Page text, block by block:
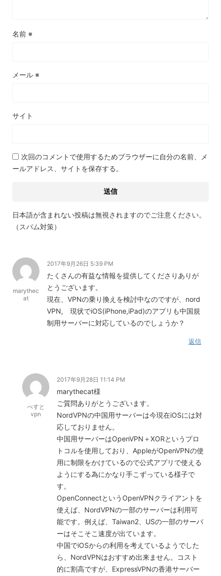
名前 ※
メール ※
サイト
次回のコメントで使用するためブラウザーに自分の名前、メ
ールアドレス、サイトを保存する。
日本語が含まれない投稿は無視されますのでご注意ください。
（スパム対策）
marythec
at
2017年9月26日 5:39 PM
たくさんの有益な情報を提供してくださりありが
とうございます。
現在、VPNの乗り換えを検討中なのですが、nord
VPN, 現状でiOS(iPhone,iPad)のアプリも中国規
制用サーバーに対応しているのでしょうか？
返信
べすと
vpn
2017年9月28日 11:14 PM
marythecat様
ご質問ありがとうございます。
NordVPNの中国用サーバーは今現在iOSには対
応しておりません。
中国用サーバーはOpenVPN＋XORというプロ
トコルを使用しており、AppleがOpenVPNの使
用に制限をかけているので公式アプリで使える
ようにする為にかなり手こずっている様子で
す。
OpenConnectというOpenVPNクライアントを
使えば、NordVPNの一部のサーバーは利用可
能です。例えば、Taiwan2、USの一部のサーバ
ーはそこそこ速度が出ています。
中国でiOSからの利用を考えているようでした
ら、NordVPNはおすすめ出来ません。コスト
的に割高ですが、ExpressVPNの香港サーバー